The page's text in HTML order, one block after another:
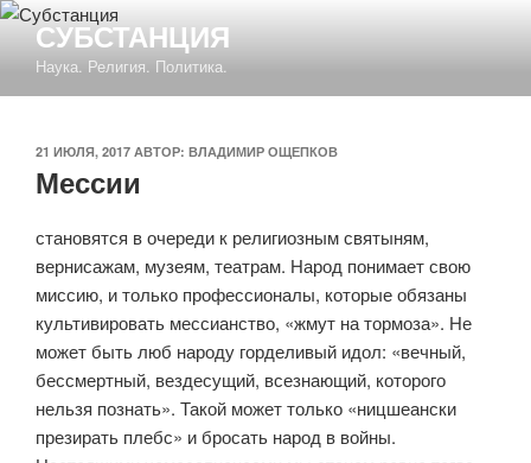
Перейти
содержимому
СУБСТАНЦИЯ
Наука. Религия. Политика.
ОПУБЛИКОВАНО
21 ИЮЛЯ, 2017 АВТОР: ВЛАДИМИР ОЩЕПКОВ
Мессии
становятся в очереди к религиозным святыням,
вернисажам, музеям, театрам. Народ понимает свою
миссию, и только профессионалы, которые обязаны
культивировать мессианство, «жмут на тормоза». Не
может быть люб народу горделивый идол: «вечный,
бессмертный, вездесущий, всезнающий, которого
нельзя познать». Такой может только «ницшеански
презирать плебс» и бросать народ в войны.